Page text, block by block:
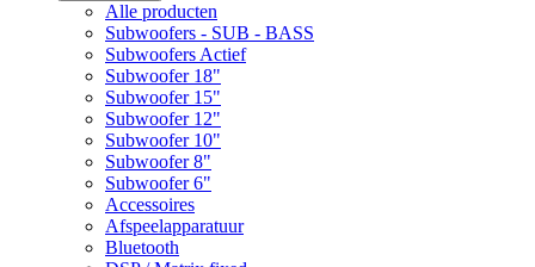
Alle producten
Subwoofers - SUB - BASS
Subwoofers Actief
Subwoofer 18"
Subwoofer 15"
Subwoofer 12"
Subwoofer 10"
Subwoofer 8"
Subwoofer 6"
Accessoires
Afspeelapparatuur
Bluetooth